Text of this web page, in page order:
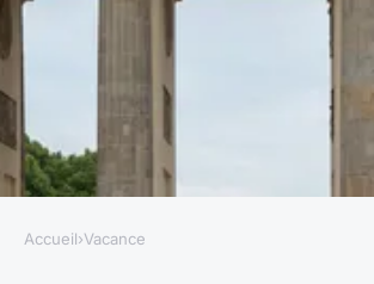
Accueil›Vacance